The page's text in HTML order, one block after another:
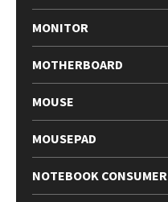
MONITOR
MOTHERBOARD
MOUSE
MOUSEPAD
NOTEBOOK CONSUMER